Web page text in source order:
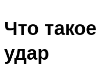
Что
удар